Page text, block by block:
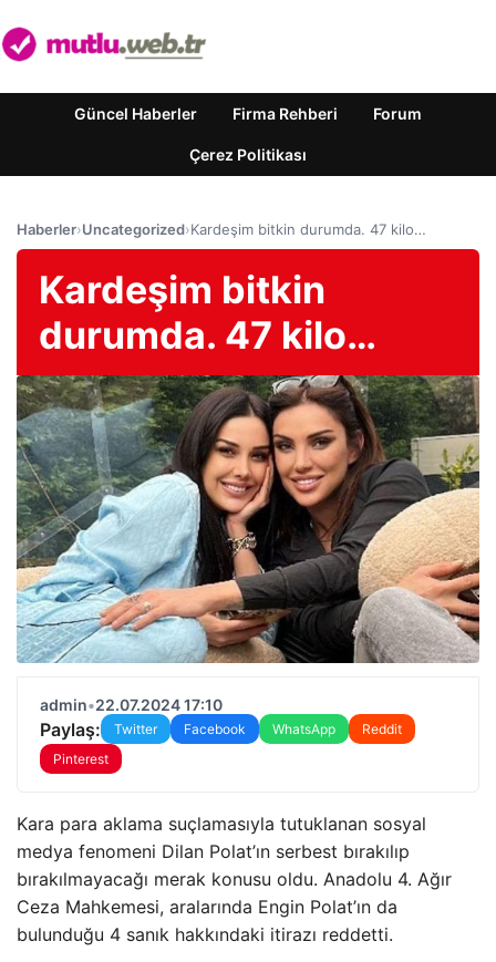
Güncel Haberler Firma Rehberi Forum
Çerez Politikası
Haberler›Uncategorized›Kardeşim bitkin durumda. 47 kilo…
Kardeşim bitkin
durumda. 47 kilo…
admin•22.07.2024 17:10
Paylaş: Twitter Facebook WhatsApp
Reddit
Pinterest
Kara para aklama suçlamasıyla tutuklanan sosyal
medya fenomeni Dilan Polat’ın serbest bırakılıp
bırakılmayacağı merak konusu oldu. Anadolu 4. Ağır
Ceza Mahkemesi, aralarında Engin Polat’ın da
bulunduğu 4 sanık hakkındaki itirazı reddetti.